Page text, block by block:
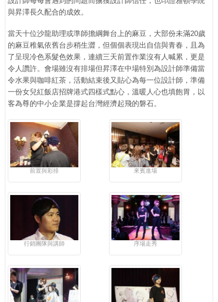
與昇澤長久配合的成效。
當天十位沙龍助理或準師擔綱舞台上的麻豆，大部份未滿20歲
的麻豆稚氣依舊台步稍生澀，但個個表現出自信與青春，且為
了呈現冷色系髮色效果，連續三天前置作業沒有人喊累，更是
令人讚許。會場雖沒有排場但昇澤在中場特別為設計師準備當
令水果與咖啡紅茶，活動結束後又貼心為每一位設計師，準備
一份女兒紅飯店招牌港式四樣式點心，溫暖人心也填飽胃，以
客為尊的中小企業是撐起台灣經濟起飛的磐石。
前置與彩排 來賓進場
行銷團隊與講師 序場走秀